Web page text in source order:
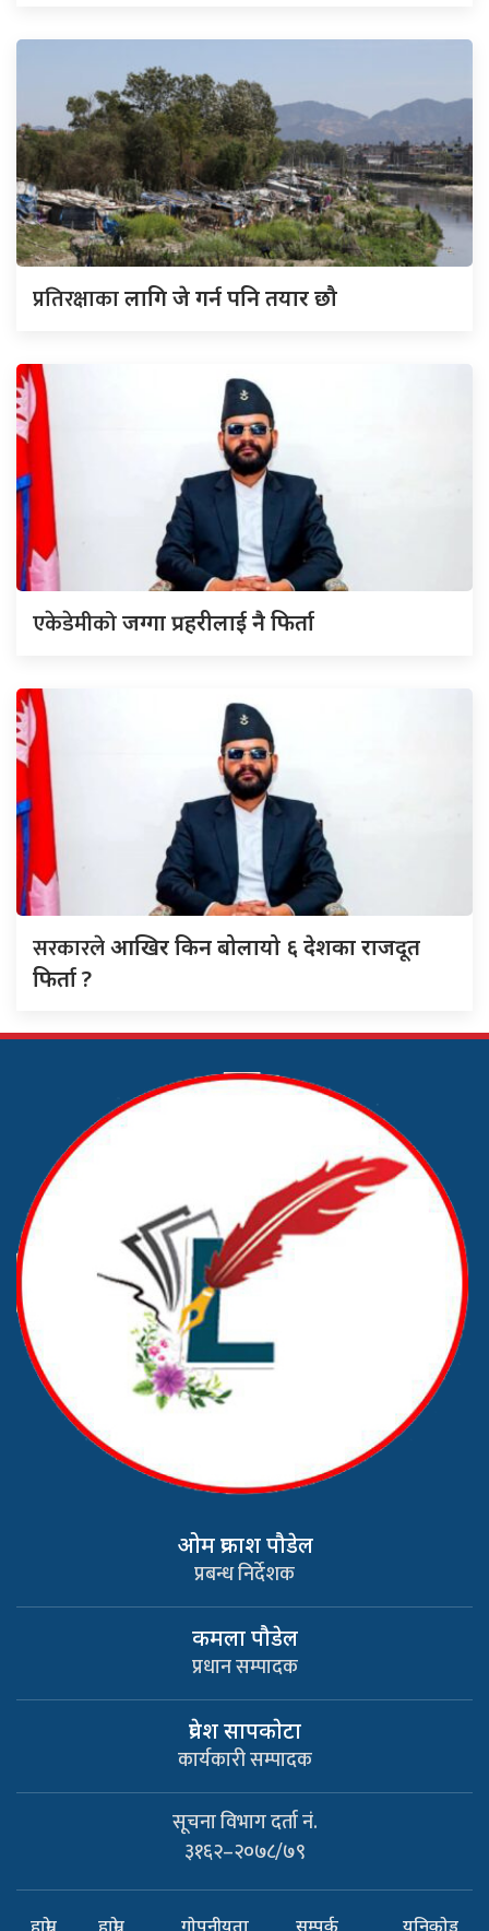
प्रतिरक्षाकालागि जे गर्न पनि तयार छौ
एकेडेमीकोजग्गा प्रहरीलाई नै फिर्ता
सरकारलेआखिर किन बोलायो ६ देशका राजदूत
फिर्ता ?
ओम प्रकाश पौडेल
प्रबन्ध निर्देशक
कमला पौडेल
प्रधान सम्पादक
प्रवेश सापकाेटा
कार्यकारी सम्पादक
सूचना विभाग दर्ता नं.
३१६२–२०७८/७९
हाम्रो हाम्रो गोपनीयता सम्पर्क यूनिकोड